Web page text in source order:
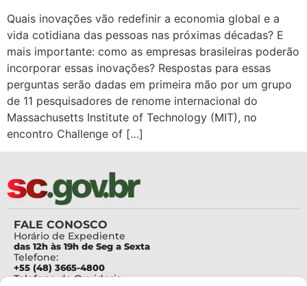
Quais inovações vão redefinir a economia global e a
vida cotidiana das pessoas nas próximas décadas? E
mais importante: como as empresas brasileiras poderão
incorporar essas inovações? Respostas para essas
perguntas serão dadas em primeira mão por um grupo
de 11 pesquisadores de renome internacional do
Massachusetts Institute of Technology (MIT), no
encontro Challenge of […]
FALE CONOSCO
Horário de Expediente
das 12h às 19h de Seg a Sexta
Telefone:
+55 (48) 3665-4800
Telefone da Ouvidoria